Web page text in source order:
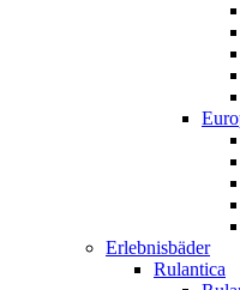
Erlebnisbäder
Rulantica